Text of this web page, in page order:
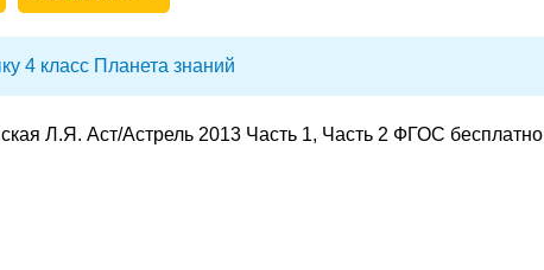
4 класс Планета знаний
Л.Я. Аст/Астрель 2013 Часть 1, Часть 2 ФГОС бесплатно